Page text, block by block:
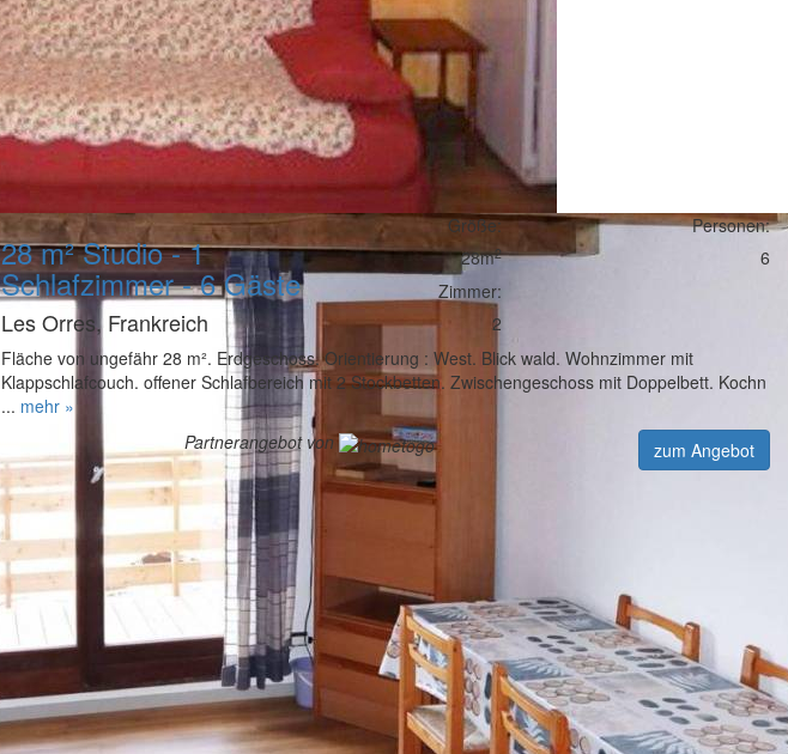
28 m² Studio - 1
Schlafzimmer - 6 Gäste
Les Orres, Frankreich
Größe:
28m2
Zimmer:
2
Personen:
6
Fläche von ungefähr 28 m². Erdgeschoss. Orientierung : West. Blick wald. Wohnzimmer mit
Klappschlafcouch. offener Schlafbereich mit 2 Stockbetten. Zwischengeschoss mit Doppelbett. Kochn
... mehr »
Partnerangebot von
zum Angebot